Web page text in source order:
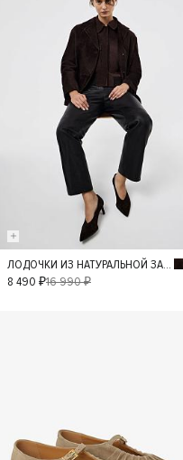
40 36
ЛОДОЧКИ ИЗ НАТУРАЛЬНОЙ ЗАМШИ
8 490 ₽16 990 ₽